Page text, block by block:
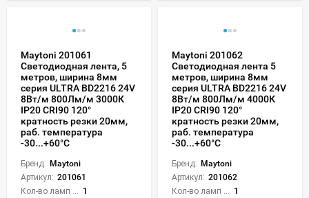
Maytoni 201061
Светодиодная лента, 5
метров, ширина 8мм
серия ULTRA BD2216 24V
8Вт/м 800Лм/м 3000К
IP20 CRI90 120°
кратность резки 20мм,
раб. температура
-30...+60°С
Бренд: Maytoni
Артикул: 201061
1
Maytoni 201062
Светодиодная лента 5
метров, ширина 8мм
серия ULTRA ВD2216 24V
8Вт/м 800Лм/м 4000К
IP20 CRI90 120°
кратность резки 20мм,
раб. температура
-30...+60°С
Бренд: Maytoni
Артикул: 201062
1